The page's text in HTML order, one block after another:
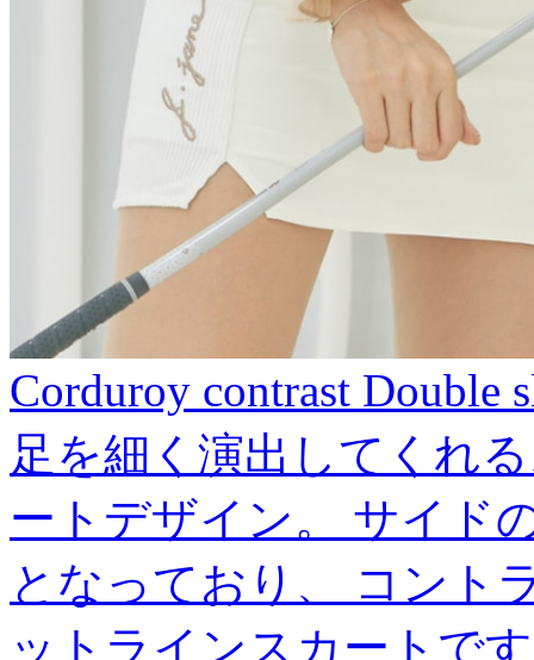
Corduroy contrast
足を細く演出してくれ
ートデザイン。 サイド
となっており、 コント
ットラインスカートで